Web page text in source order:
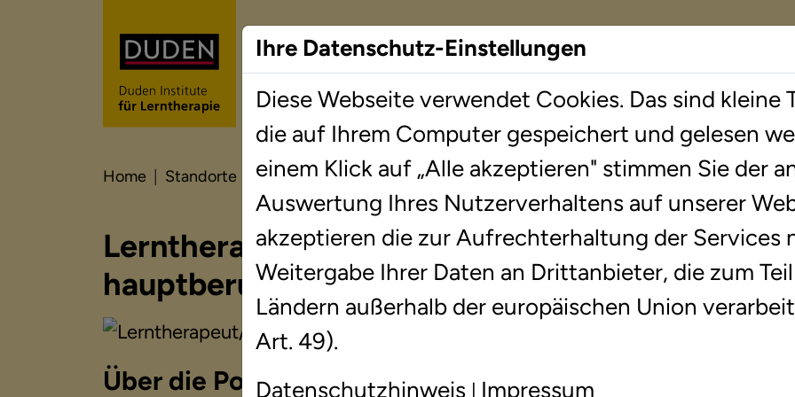
Lerntherapie Standorte
Home Standorte Berlin Berlin-Marzahn Jobs
Lerntherapeut/-in (m/w/d) für
hauptberuflich
Über die Position
Ihre Datenschutz-Einstellungen
Diese Webseite verwendet Cookies. Das sind kleine
die auf Ihrem Computer gespeichert und gelesen
einem Klick auf „Alle akzeptieren" stimmen Sie der
Auswertung Ihres Nutzerverhaltens auf unserer
akzeptieren die zur Aufrechterhaltung der Services
Weitergabe Ihrer Daten an Drittanbieter, die zum
Ländern außerhalb der europäischen Union
Art. 49).
Datenschutzhinweis
Impressum